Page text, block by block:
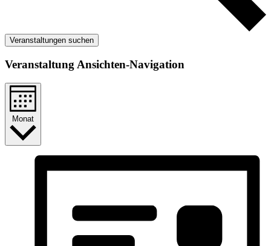
Veranstaltungen suchen
Veranstaltung Ansichten-Navigation
Monat